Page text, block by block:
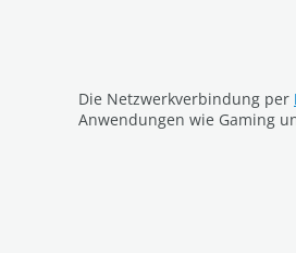
Die Netzwerkverbindung per
Anwendungen wie Gaming